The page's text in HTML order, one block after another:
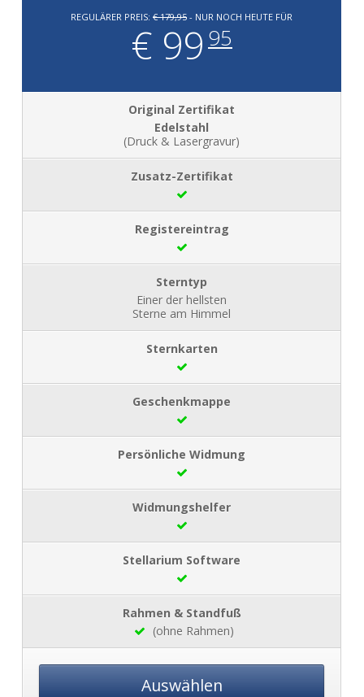
REGULÄRER PREIS: € 179,95 - NUR NOCH HEUTE FÜR
€ 99 95
Edelstahl
(Druck & Lasergravur)
Einer der hellsten
Sterne am Himmel
(ohne Rahmen)
Auswählen